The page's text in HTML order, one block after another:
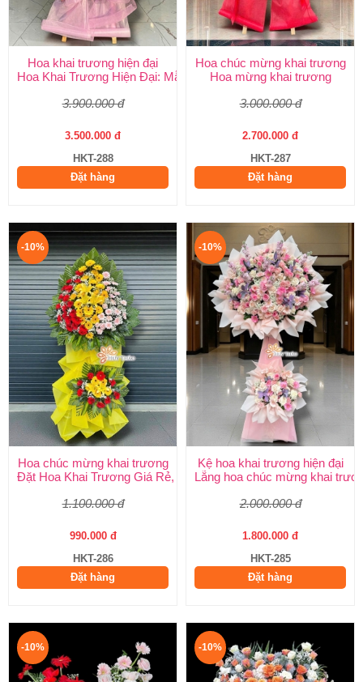
Hoa khai trương hiện đại
Hoa Khai Trương Hiện Đại: Mẫu Đẹp, Sang Trọng & Giao Nhanh
3.900.000 đ
3.500.000 đ
HKT-288
Đặt hàng
Hoa chúc mừng khai trương
Hoa mừng khai trương
3.000.000 đ
2.700.000 đ
HKT-287
Đặt hàng
-10%
Hoa chúc mừng khai trương
Đặt Hoa Khai Trương Giá Rẻ, Đẹp Sang Trọng – Shop Hoa Khai
1.100.000 đ
990.000 đ
HKT-286
Đặt hàng
-10%
Kệ hoa khai trương hiện đại
Lẵng hoa chúc mừng khai
2.000.000 đ
1.800.000 đ
HKT-285
Đặt hàng
-10% -10%